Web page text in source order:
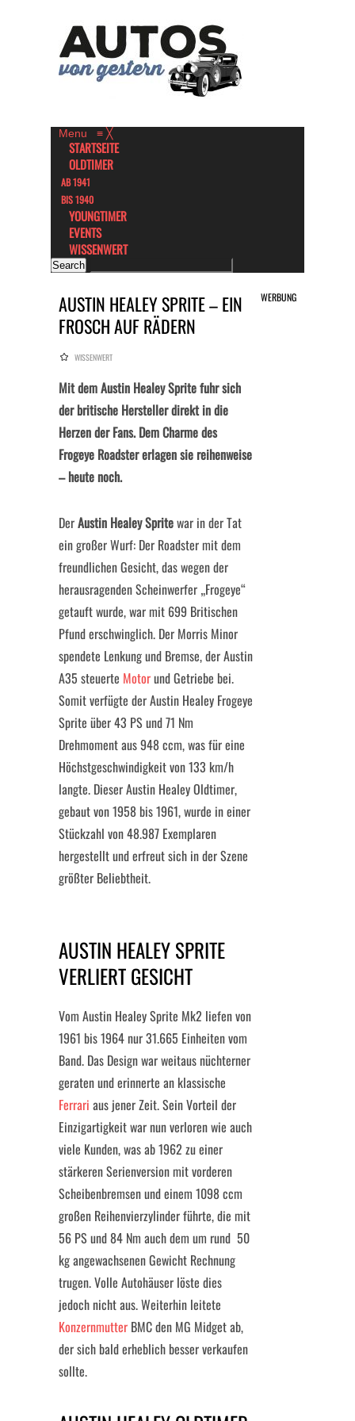
Menu ≡ ╳
STARTSEITE
OLDTIMER
AB 1941
BIS 1940
YOUNGTIMER
EVENTS
WISSENWERT
AUSTIN HEALEY SPRITE – EIN
FROSCH AUF RÄDERN
WERBUNG
WISSENWERT
Mit dem Austin Healey Sprite fuhr sich
der britische Hersteller direkt in die
Herzen der Fans. Dem Charme des
Frogeye Roadster erlagen sie reihenweise
– heute noch.
DerAustin Healey Spritewar in der Tat
ein großer Wurf: Der Roadster mit dem
freundlichen Gesicht, das wegen der
herausragenden Scheinwerfer „Frogeye“
getauft wurde, war mit 699 Britischen
Pfund erschwinglich. Der Morris Minor
spendete Lenkung und Bremse, der Austin
A35 steuerte Motorund Getriebe bei.
Somit verfügte der Austin Healey Frogeye
Sprite über 43 PS und 71 Nm
Drehmoment aus 948 ccm, was für eine
Höchstgeschwindigkeit von 133 km/h
langte. Dieser Austin Healey Oldtimer,
gebaut von 1958 bis 1961, wurde in einer
Stückzahl von 48.987 Exemplaren
hergestellt und erfreut sich in der Szene
größter Beliebtheit.
AUSTIN HEALEY SPRITE
VERLIERT GESICHT
Vom Austin Healey Sprite Mk2 liefen von
1961 bis 1964 nur 31.665 Einheiten vom
Band. Das Design war weitaus nüchterner
geraten und erinnerte an klassische
Ferrari aus jener Zeit. Sein Vorteil der
Einzigartigkeit war nun verloren wie auch
viele Kunden, was ab 1962 zu einer
stärkeren Serienversion mit vorderen
Scheibenbremsen und einem 1098 ccm
großen Reihenvierzylinder führte, die mit
56 PS und 84 Nm auch dem um rund 50
kg angewachsenen Gewicht Rechnung
trugen. Volle Autohäuser löste dies
jedoch nicht aus. Weiterhin leitete
Konzernmutter BMC den MG Midget ab,
der sich bald erheblich besser verkaufen
sollte.